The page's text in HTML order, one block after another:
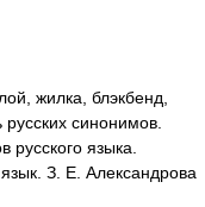
жилка, блэкбенд,
синонимов.
языка.
З. Е. Александрова